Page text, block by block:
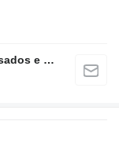
MAQUIDONAS - Comércio de Veículos Pesados e Ligeiros, Lda.